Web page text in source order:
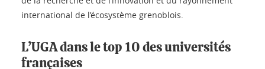
international de l’écosystème grenoblois.
L’UGA dans le top 10 des universités
françaises